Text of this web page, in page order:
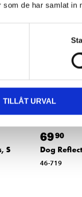
de har samlat in
TILLÅT URVAL
S
6990
Dog
46-719